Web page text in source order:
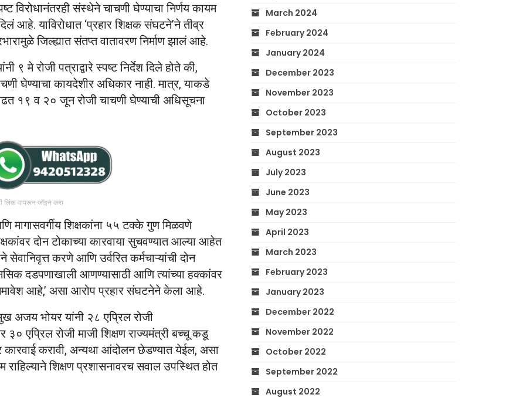
विरोधानंतरही संस्थेने चाचणी घेण्याचा निर्णय कायम
आहे. याविरोधात ‘प्रहार शिक्षक संघटने’ने तीव्र
जिल्ह्यात संतप्त वातावरण निर्माण झालं आहे.
९ मे रोजी पत्राद्वारे स्पष्ट निर्देश दिले होते की,
घेण्याचा कायदेशीर अधिकार नाही. मात्र, याकडे
१९ व २० जून रोजी चाचणी घेण्याची अधिसूचना
वापरून जॉइन करा
मागासवर्गीय शिक्षकांना ५५ टक्के गुण मिळवणे
दोन टोकाच्या कारवाया सुचवण्यात आल्या आहेत
करणे आणि उर्वरित कर्मचाऱ्यांची दोन
दडपणाखाली आणण्यासाठी आणि त्यांच्या हक्कांवर
आहे,’ असा आरोप प्रहार संघटनेने केला आहे.
अजय भोयर यांनी २८ एप्रिल रोजी
३० एप्रिल रोजी माजी शिक्षण राज्यमंत्री बच्चू कडू
कारवाई करावी, अन्यथा आंदोलन छेडण्यात येईल, असा
राहिल्याने शिक्षण प्रशासनावरच सवाल उपस्थित होत
March 2024
February 2024
January 2024
December 2023
November 2023
October 2023
September 2023
August 2023
July 2023
June 2023
May 2023
April 2023
March 2023
February 2023
January 2023
December 2022
November 2022
October 2022
September 2022
August 2022